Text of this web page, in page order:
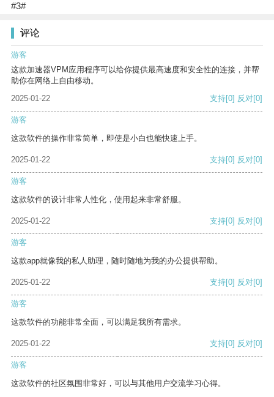
#3#
评论
游客
这款加速器VPM应用程序可以给你提供最高速度和安全性的连接，并帮
助你在网络上自由移动。
2025-01-22
支持[0] 反对[0]
游客
这款软件的操作非常简单，即使是小白也能快速上手。
2025-01-22 支持[0] 反对[0]
游客
这款软件的设计非常人性化，使用起来非常舒服。
2025-01-22 支持[0] 反对[0]
游客
这款app就像我的私人助理，随时随地为我的办公提供帮助。
2025-01-22 支持[0] 反对[0]
游客
这款软件的功能非常全面，可以满足我所有需求。
2025-01-22 支持[0] 反对[0]
游客
这款软件的社区氛围非常好，可以与其他用户交流学习心得。